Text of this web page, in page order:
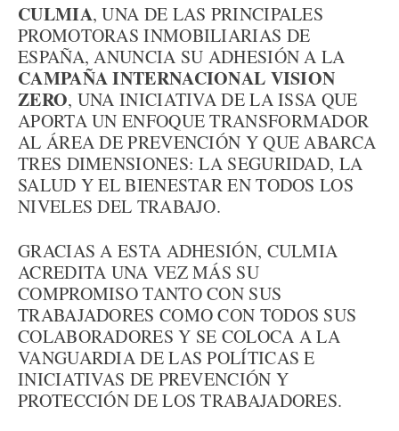
CULMIA, UNA DE LAS PRINCIPALES
PROMOTORAS INMOBILIARIAS DE
ESPAÑA, ANUNCIA SU ADHESIÓN A LA
CAMPAÑA INTERNACIONAL VISION
ZERO, UNA INICIATIVA DE LA ISSA QUE
APORTA UN ENFOQUE TRANSFORMADOR
AL ÁREA DE PREVENCIÓN Y QUE ABARCA
TRES DIMENSIONES: LA SEGURIDAD, LA
SALUD Y EL BIENESTAR EN TODOS LOS
NIVELES DEL TRABAJO.
GRACIAS A ESTA ADHESIÓN, CULMIA
ACREDITA UNA VEZ MÁS SU
COMPROMISO TANTO CON SUS
TRABAJADORES COMO CON TODOS SUS
COLABORADORES Y SE COLOCA A LA
VANGUARDIA DE LAS POLÍTICAS E
INICIATIVAS DE PREVENCIÓN Y
PROTECCIÓN DE LOS TRABAJADORES.